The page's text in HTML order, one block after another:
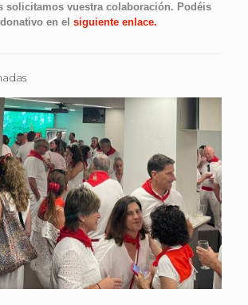
solicitamos vuestra colaboración. Podéis
en el siguiente enlace.